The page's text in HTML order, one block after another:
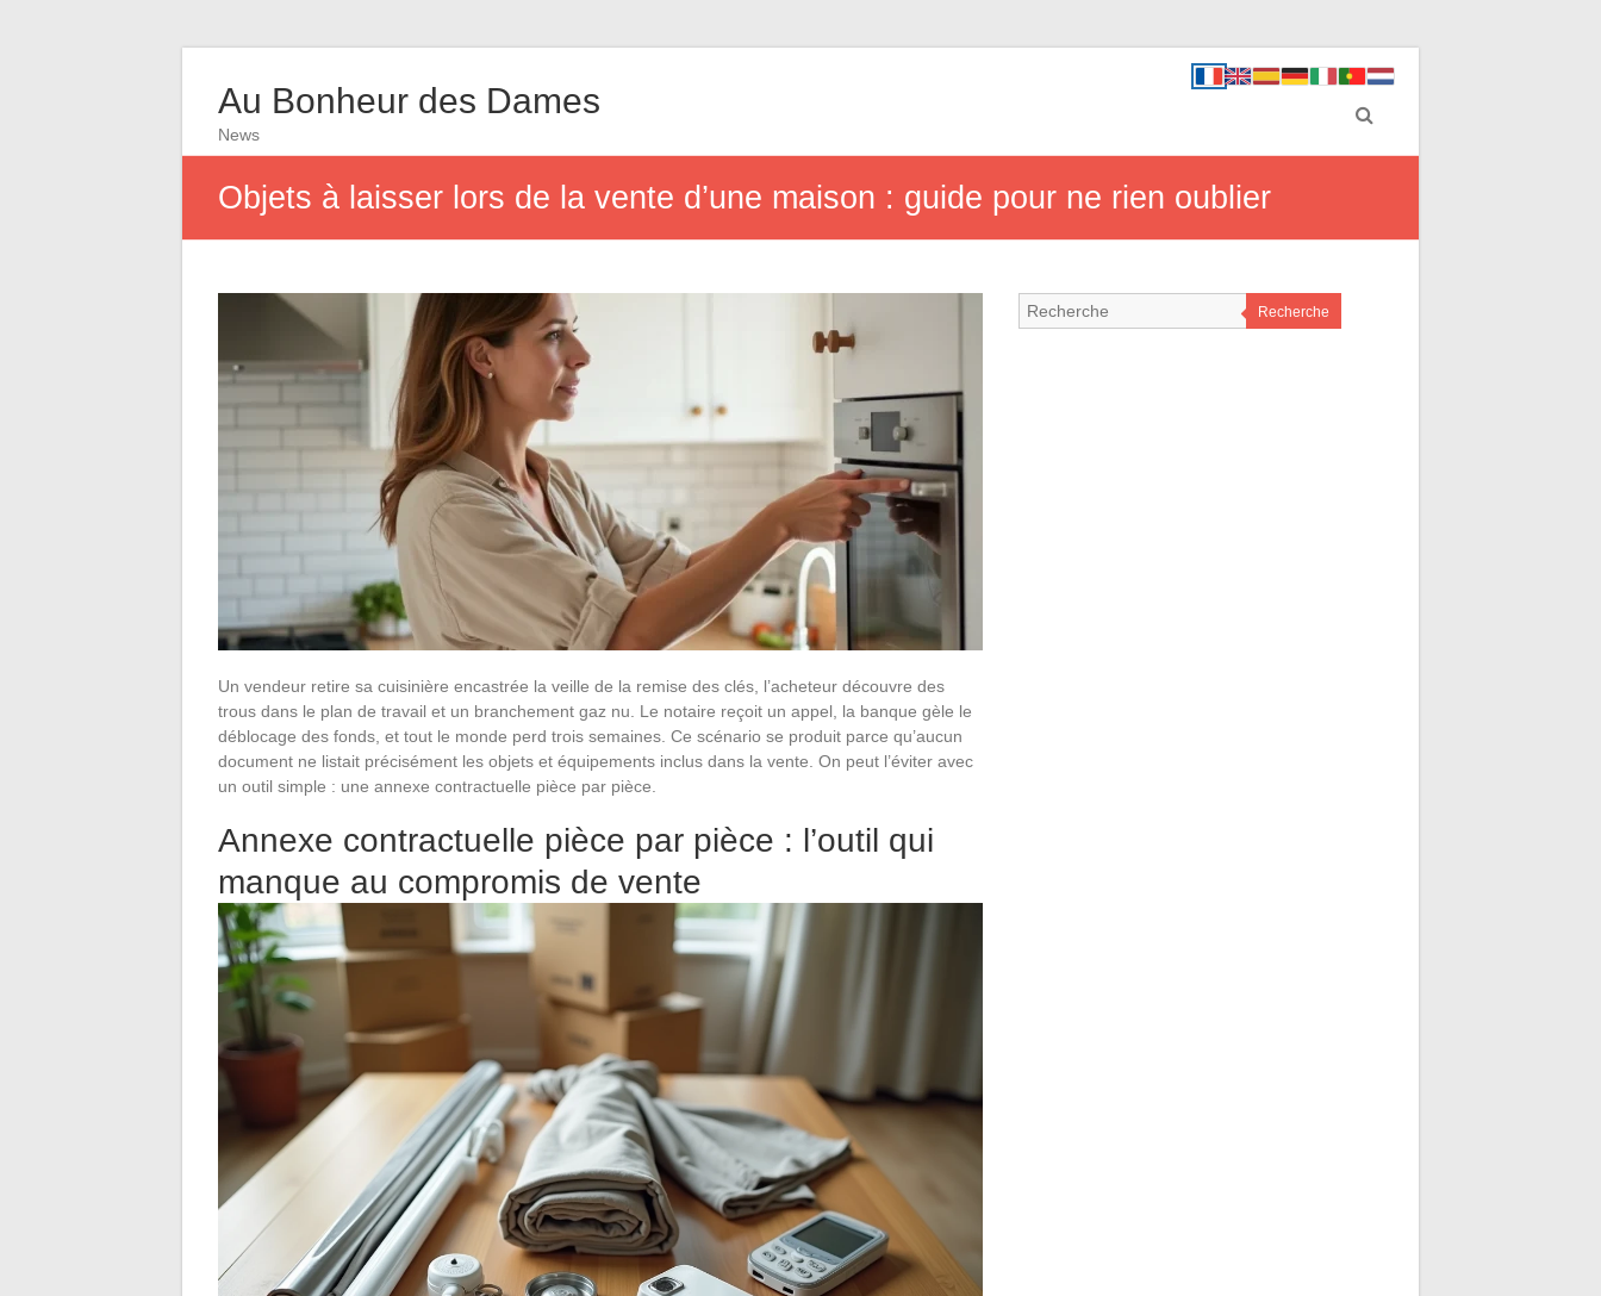
Au Bonheur des Dames
News
Objets à laisser lors de la vente d’une maison : guide pour ne rien oublier
Un vendeur retire sa cuisinière encastrée la veille de la remise des clés, l’acheteur découvre des
trous dans le plan de travail et un branchement gaz nu. Le notaire reçoit un appel, la banque gèle le
déblocage des fonds, et tout le monde perd trois semaines. Ce scénario se produit parce qu’aucun
document ne listait précisément les objets et équipements inclus dans la vente. On peut l’éviter avec
un outil simple : une annexe contractuelle pièce par pièce.
Annexe contractuelle pièce par pièce : l’outil qui
manque au compromis de vente
Recherche